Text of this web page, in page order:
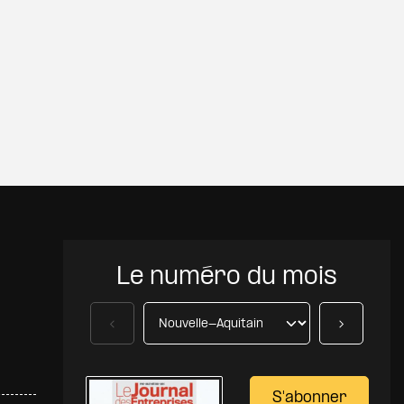
Le numéro du mois
S'abonner
Précédent Suivant